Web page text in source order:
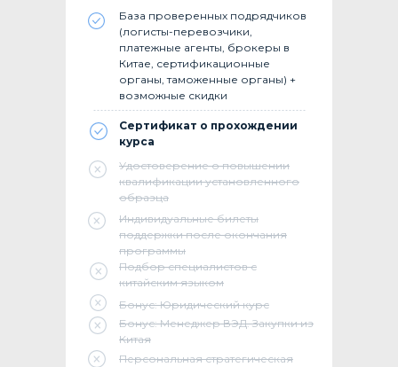
Сертификат о прохождении
курса
Удостоверение о повышении
квалификации установленного
образца
База проверенных подрядчиков
(логисты-перевозчики,
платежные агенты, брокеры в
Китае, сертификационные
органы, таможенные органы) +
возможные скидки
Персональная стратегическая
Индивидуальные билеты
поддержки после окончания
программы
Подбор специалистов с
китайским языком
Бонус: Юридический курс
Бонус: Менеджер ВЭД. Закупки из
Китая